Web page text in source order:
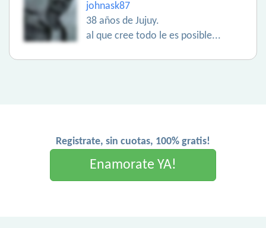
johnask87
38 años de Jujuy.
al que cree todo le es posible...
Registrate, sin cuotas, 100% gratis!
Enamorate YA!